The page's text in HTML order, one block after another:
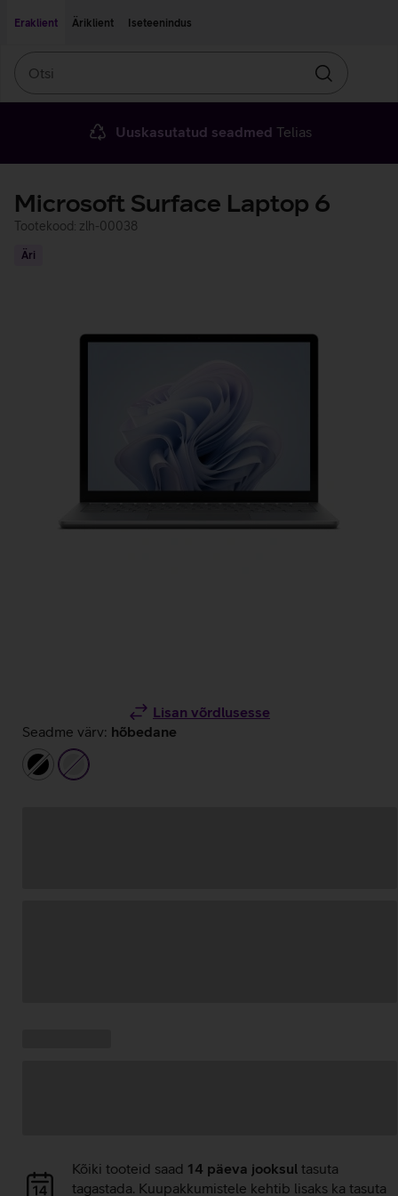
Eraklient
Äriklient Iseteenindus
Otsin
Uuskasutatud seadmed Telias
Microsoft Surface Laptop 6
Tootekood: zlh-00038
Äri
Lisan võrdlusesse
Seadme värv: hõbedane
must
hõbedane
Andmete
laadimine
Kõiki tooteid saad 14 päeva jooksul tasuta
tagastada. Kuupakkumistele kehtib lisaks ka tasuta